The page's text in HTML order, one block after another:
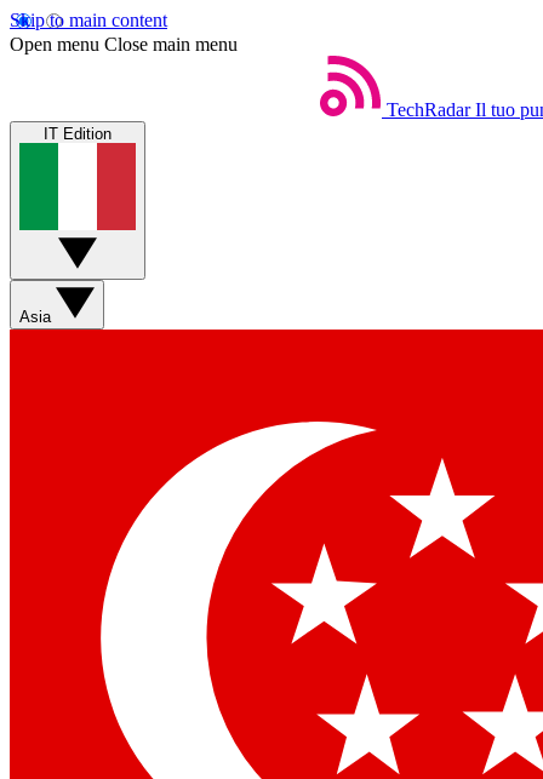
Skip to main content
Open menu Close main menu
TechRadar Il tuo
IT Edition
Asia